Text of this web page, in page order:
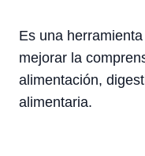
Es una
mejorar la
alimentación,
alimentaria.